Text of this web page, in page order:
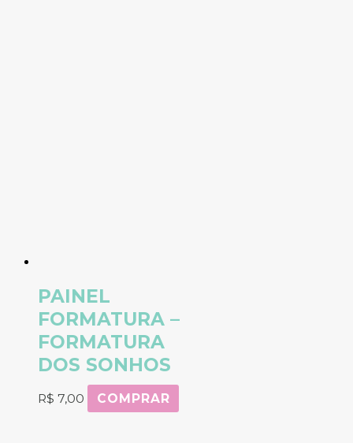
PAINEL
FORMATURA –
FORMATURA
DOS SONHOS
R$ 7,00 COMPRAR